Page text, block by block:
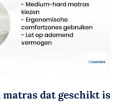
matras dat geschikt is